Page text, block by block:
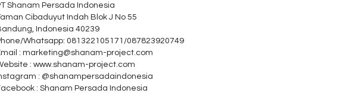
Shanam Persada Indonesia
Cibaduyut Indah Blok J No 55
Indonesia 40239
Whatsapp: 081322105171/087823920749
: marketing@shanam-project.com
: www.shanam-project.com
: @shanampersadaindonesia
: Shanam Persada Indonesia